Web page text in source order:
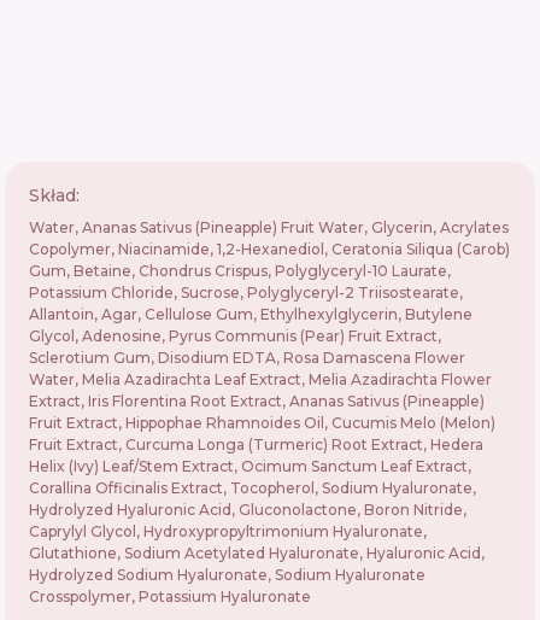
Skład:
Water, Ananas Sativus (Pineapple) Fruit Water, Glycerin, Acrylates
Copolymer, Niacinamide, 1,2-Hexanediol, Ceratonia Siliqua (Carob)
Gum, Betaine, Chondrus Crispus, Polyglyceryl-10 Laurate,
Potassium Chloride, Sucrose, Polyglyceryl-2 Triisostearate,
Allantoin, Agar, Cellulose Gum, Ethylhexylglycerin, Butylene
Glycol, Adenosine, Pyrus Communis (Pear) Fruit Extract,
Sclerotium Gum, Disodium EDTA, Rosa Damascena Flower
Water, Melia Azadirachta Leaf Extract, Melia Azadirachta Flower
Extract, Iris Florentina Root Extract, Ananas Sativus (Pineapple)
Fruit Extract, Hippophae Rhamnoides Oil, Cucumis Melo (Melon)
Fruit Extract, Curcuma Longa (Turmeric) Root Extract, Hedera
Helix (Ivy) Leaf/Stem Extract, Ocimum Sanctum Leaf Extract,
Corallina Officinalis Extract, Tocopherol, Sodium Hyaluronate,
Hydrolyzed Hyaluronic Acid, Gluconolactone, Boron Nitride,
Caprylyl Glycol, Hydroxypropyltrimonium Hyaluronate,
Glutathione, Sodium Acetylated Hyaluronate, Hyaluronic Acid,
Hydrolyzed Sodium Hyaluronate, Sodium Hyaluronate
Crosspolymer, Potassium Hyaluronate